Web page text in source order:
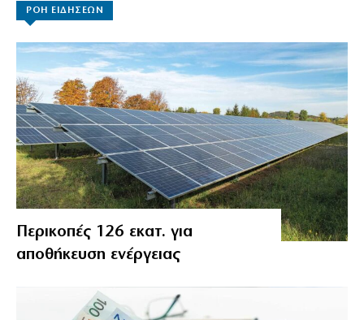
ΡΟΗ ΕΙΔΗΣΕΩΝ
Περικοπές 126 εκατ. για
αποθήκευση ενέργειας